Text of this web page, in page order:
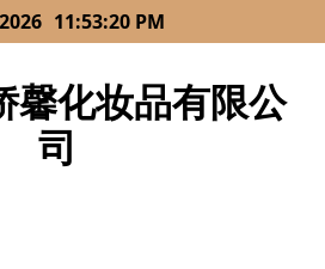
11:53:21 PM
馨化妆品有限公
司